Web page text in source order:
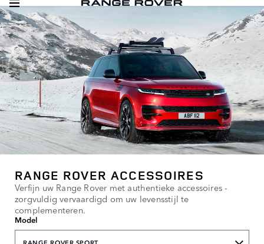
RANGE ROVER ACCESSOIRES
Verfijn uw Range Rover met authentieke accessoires -
zorgvuldig vervaardigd om uw levensstijl te
complementeren.
Model